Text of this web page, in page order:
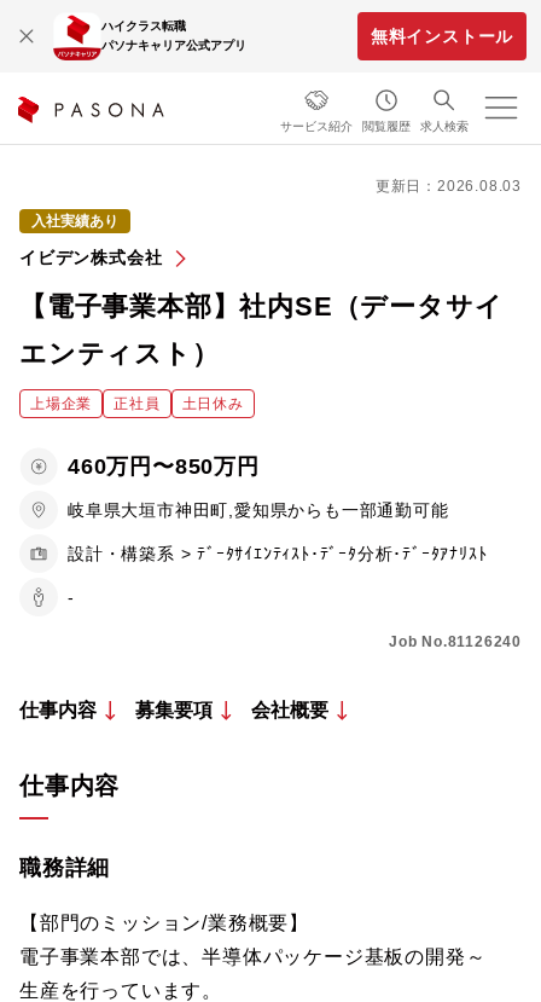
ハイクラス転職
パソナキャリア公式アプリ
無料インストール
サービス紹介 閲覧履歴 求人検索
更新日：2026.08.03
入社実績あり
イビデン株式会社
【電子事業本部】社内SE（データサイ
エンティスト）
上場企業 正社員 土日休み
460万円〜850万円
岐阜県大垣市神田町,愛知県からも一部通勤可能
設計・構築系 > ﾃﾞｰﾀｻｲｴﾝﾃｨｽﾄ･ﾃﾞｰﾀ分析･ﾃﾞｰﾀｱﾅﾘｽﾄ
-
Job No.81126240
仕事内容 募集要項 会社概要
仕事内容
職務詳細
【部門のミッション/業務概要】
電子事業本部では、半導体パッケージ基板の開発～
生産を行っています。